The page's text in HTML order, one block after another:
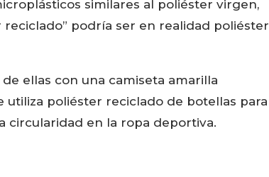
similares al poliéster virgen,
podría ser en realidad poliéster